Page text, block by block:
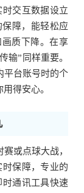
交互数据设立
保障，能轻松应
质下降。在享
输”同样重要。
平台账号时的个
得安心。
或点球大战，
保障，专业的
通讯工具快速